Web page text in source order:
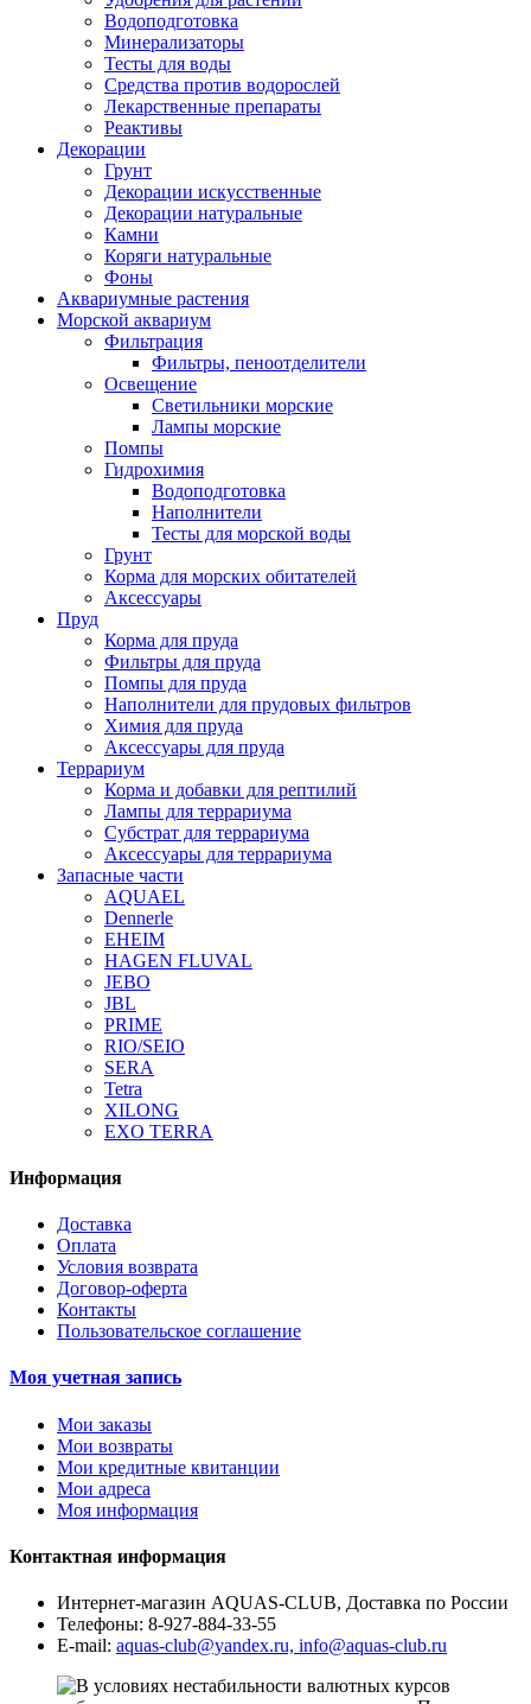
Водоподготовка
Минерализаторы
Тесты для воды
Средства против водорослей
Лекарственные препараты
Реактивы
Декорации
Грунт
Декорации искусственные
Декорации натуральные
Камни
Коряги натуральные
Фоны
Аквариумные растения
Морской аквариум
Фильтрация
Фильтры, пеноотделители
Освещение
Светильники морские
Лампы морские
Помпы
Гидрохимия
Водоподготовка
Наполнители
Тесты для морской воды
Грунт
Корма для морских обитателей
Аксессуары
Пруд
Корма для пруда
Фильтры для пруда
Помпы для пруда
Наполнители для прудовых фильтров
Химия для пруда
Аксессуары для пруда
Террариум
Корма и добавки для рептилий
Лампы для террариума
Субстрат для террариума
Аксессуары для террариума
Запасные части
AQUAEL
Dennerle
EHEIM
HAGEN FLUVAL
JEBO
JBL
PRIME
RIO/SEIO
SERA
Tetra
XILONG
EXO TERRA
Информация
Доставка
Оплата
Условия возврата
Договор-оферта
Контакты
Пользовательское соглашение
Моя учетная запись
Мои заказы
Мои возвраты
Мои кредитные квитанции
Мои адреса
Моя информация
Контактная информация
Интернет-магазин AQUAS-CLUB, Доставка по России
Телефоны: 8-927-884-33-55
E-mail: aquas-club@yandex.ru, info@aquas-club.ru